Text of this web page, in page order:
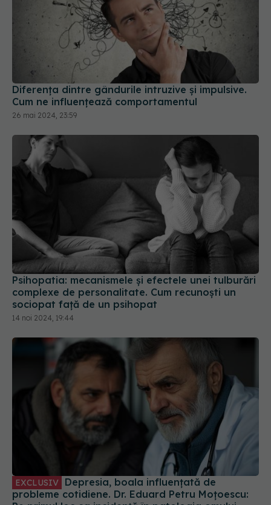
Psihopatia: mecanismele și efectele unei tulburări
sociopat față de un psihopat
14 noi 2024, 19:44
EXCLUSIV Depresia, boala influențată de
Pe primul loc ca incidență în patologia omului
modern la nivel global
01 feb 2025, 13:52